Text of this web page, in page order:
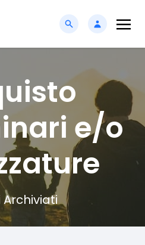
e/o
Archiviati